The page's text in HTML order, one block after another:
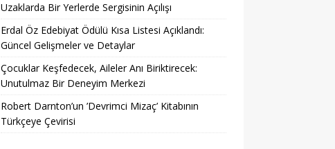
Uzaklarda Bir Yerlerde Sergisinin Açılışı
Erdal Öz Edebiyat Ödülü Kısa Listesi Açıklandı:
Güncel Gelişmeler ve Detaylar
Çocuklar Keşfedecek, Aileler Anı Biriktirecek:
Unutulmaz Bir Deneyim Merkezi
Robert Darnton’un ’Devrimci Mizaç’ Kitabının
Türkçeye Çevirisi